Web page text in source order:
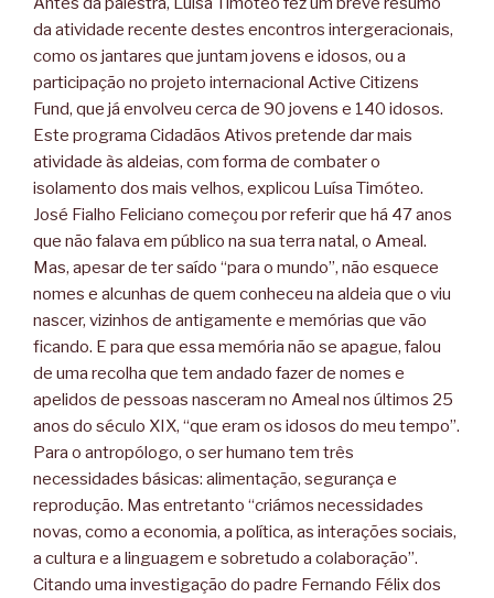
da atividade recente destes encontros intergeracionais,
como os jantares que juntam jovens e idosos, ou a
participação no projeto internacional Active Citizens
Fund, que já envolveu cerca de 90 jovens e 140 idosos.
Este programa Cidadãos Ativos pretende dar mais
atividade às aldeias, com forma de combater o
isolamento dos mais velhos, explicou Luísa Timóteo.
José Fialho Feliciano começou por referir que há 47 anos
que não falava em público na sua terra natal, o Ameal.
Mas, apesar de ter saído “para o mundo”, não esquece
nomes e alcunhas de quem conheceu na aldeia que o viu
nascer, vizinhos de antigamente e memórias que vão
ficando. E para que essa memória não se apague, falou
de uma recolha que tem andado fazer de nomes e
apelidos de pessoas nasceram no Ameal nos últimos 25
anos do século XIX, “que eram os idosos do meu tempo”.
Para o antropólogo, o ser humano tem três
necessidades básicas: alimentação, segurança e
reprodução. Mas entretanto “criámos necessidades
novas, como a economia, a política, as interações sociais,
a cultura e a linguagem e sobretudo a colaboração”.
Citando uma investigação do padre Fernando Félix dos